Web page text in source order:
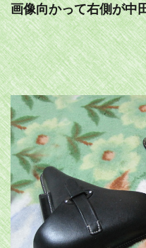
画像向かって右側が中